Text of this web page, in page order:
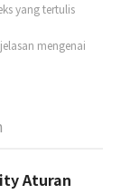
yang tertulis
mengenai
Aturan